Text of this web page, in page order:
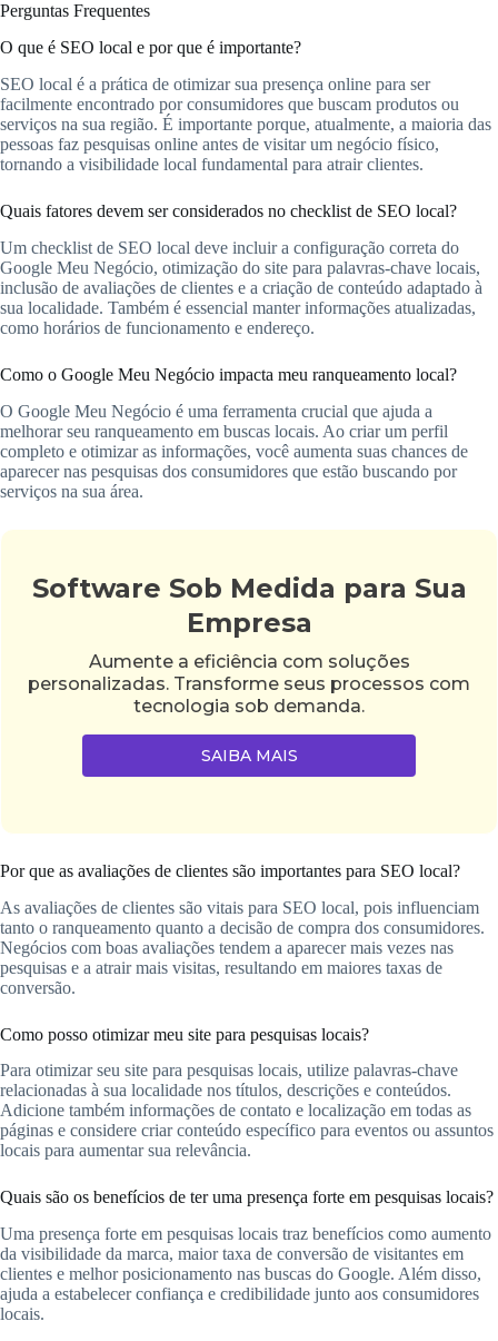
Perguntas Frequentes
O que é SEO local e por que é importante?
SEO local é a prática de otimizar sua presença online para ser
facilmente encontrado por consumidores que buscam produtos ou
serviços na sua região. É importante porque, atualmente, a maioria das
pessoas faz pesquisas online antes de visitar um negócio físico,
tornando a visibilidade local fundamental para atrair clientes.
Quais fatores devem ser considerados no checklist de SEO local?
Um checklist de SEO local deve incluir a configuração correta do
Google Meu Negócio, otimização do site para palavras-chave locais,
inclusão de avaliações de clientes e a criação de conteúdo adaptado à
sua localidade. Também é essencial manter informações atualizadas,
como horários de funcionamento e endereço.
Como o Google Meu Negócio impacta meu ranqueamento local?
O Google Meu Negócio é uma ferramenta crucial que ajuda a
melhorar seu ranqueamento em buscas locais. Ao criar um perfil
completo e otimizar as informações, você aumenta suas chances de
aparecer nas pesquisas dos consumidores que estão buscando por
serviços na sua área.
Software Sob Medida para Sua
Empresa
Aumente a eficiência com soluções
personalizadas. Transforme seus processos com
tecnologia sob demanda.
SAIBA MAIS
Por que as avaliações de clientes são importantes para SEO local?
As avaliações de clientes são vitais para SEO local, pois influenciam
tanto o ranqueamento quanto a decisão de compra dos consumidores.
Negócios com boas avaliações tendem a aparecer mais vezes nas
pesquisas e a atrair mais visitas, resultando em maiores taxas de
conversão.
Como posso otimizar meu site para pesquisas locais?
Para otimizar seu site para pesquisas locais, utilize palavras-chave
relacionadas à sua localidade nos títulos, descrições e conteúdos.
Adicione também informações de contato e localização em todas as
páginas e considere criar conteúdo específico para eventos ou assuntos
locais para aumentar sua relevância.
Quais são os benefícios de ter uma presença forte em pesquisas locais?
Uma presença forte em pesquisas locais traz benefícios como aumento
da visibilidade da marca, maior taxa de conversão de visitantes em
clientes e melhor posicionamento nas buscas do Google. Além disso,
ajuda a estabelecer confiança e credibilidade junto aos consumidores
locais.